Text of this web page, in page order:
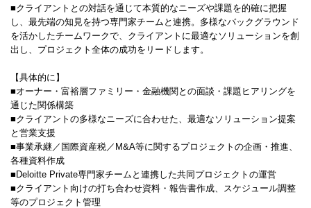
■クライアントとの対話を通じて本質的なニーズや課題を的確に把握
し、最先端の知見を持つ専門家チームと連携。多様なバックグラウンド
を活かしたチームワークで、クライアントに最適なソリューションを創
出し、プロジェクト全体の成功をリードします。
【具体的に】
■オーナー・富裕層ファミリー・金融機関との面談・課題ヒアリングを
通じた関係構築
■クライアントの多様なニーズに合わせた、最適なソリューション提案
と営業支援
■事業承継／国際資産税／M&A等に関するプロジェクトの企画・推進、
各種資料作成
■Deloitte Private専門家チームと連携した共同プロジェクトの運営
■クライアント向けの打ち合わせ資料・報告書作成、スケジュール調整
等のプロジェクト管理